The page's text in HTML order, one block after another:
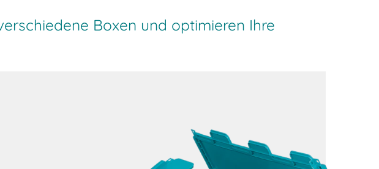
Boxen und optimieren Ihre